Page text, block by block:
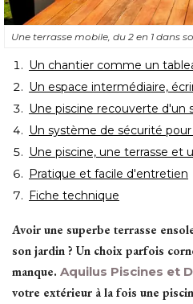
Une terrasse mobile, du 2 en 1 dans
Un chantier comme un
Un espace intermédiaire,
Une piscine recouverte d'un
Un système de sécurité
Une piscine, une terrasse et
Pratique et facile d'entretien
Fiche technique
Avoir une superbe terrasse
son jardin ? Un choix parfois
manque. Aquilus Piscines et
votre extérieur à la fois une